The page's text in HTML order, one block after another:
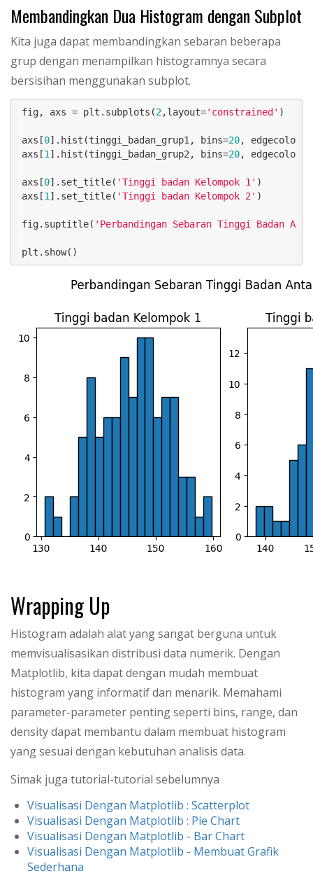
Membandingkan Dua Histogram dengan Subplot
Kita juga dapat membandingkan sebaran beberapa
grup dengan menampilkan histogramnya secara
bersisihan menggunakan subplot.
fig, axs = plt.subplots(2,layout='constrained' )
axs[0].hist(tinggi_badan_grup1, bins=20, edgecolor=
axs[1 ].hist(tinggi_badan_grup2, bins=20, edgecolor=
axs[0].set_title( 'Tinggi badan Kelompok 1' )
axs[1 ].set_title( 'Tinggi badan Kelompok 2' )
fig.suptitle( 'Perbandingan Sebaran Tinggi Badan
plt.show()
Wrapping Up
Histogram adalah alat yang sangat berguna untuk
memvisualisasikan distribusi data numerik. Dengan
Matplotlib, kita dapat dengan mudah membuat
histogram yang informatif dan menarik. Memahami
parameter-parameter penting seperti bins, range, dan
density dapat membantu dalam membuat histogram
yang sesuai dengan kebutuhan analisis data.
Simak juga tutorial-tutorial sebelumnya
Visualisasi Dengan Matplotlib : Scatterplot
Visualisasi Dengan Matplotlib : Pie Chart
Visualisasi Dengan Matplotlib - Bar Chart
Visualisasi Dengan Matplotlib - Membuat Grafik
Sederhana